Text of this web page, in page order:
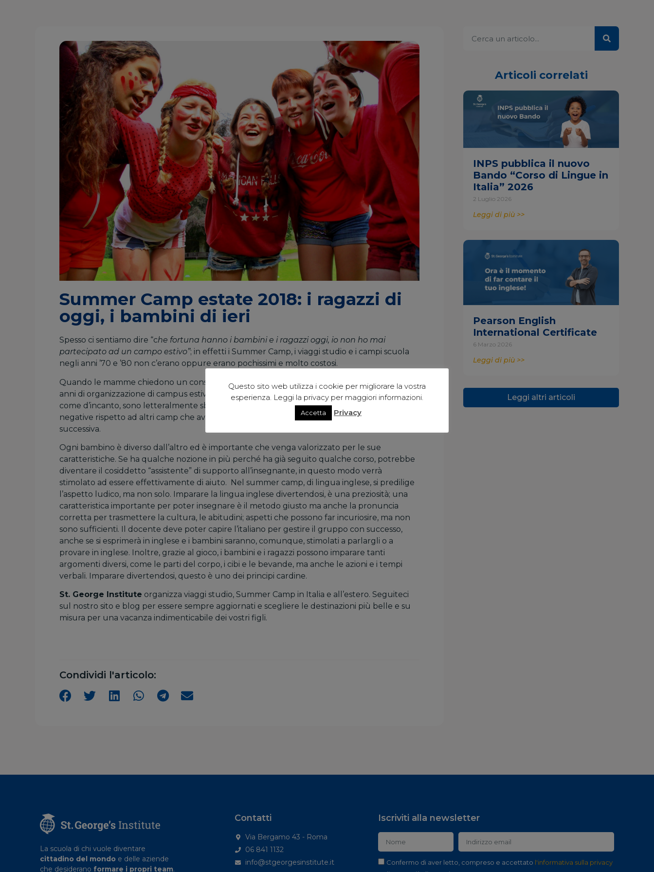
Summer Camp estate 2018: i ragazzi di
oggi, i bambini di ieri
Spesso ci sentiamo dire “che fortuna hanno i bambini e i ragazzi oggi, io non ho mai
partecipato ad un campo estivo”; in effetti i Summer Camp, i viaggi studio e i campi scuola
negli anni ’70 e ’80 non c’erano oppure erano pochissimi e molto costosi.
Quando le mamme chiedono un consiglio sui summer camp, non abbiamo dubbi. Dopo tanti
anni di organizzazione di campus estivi, abbiamo visto bambini bloccati e timidissimi che,
come d’incanto, sono letteralmente sbocciati: bambini che avevano avuto esperienze
negative rispetto ad altri camp che avrebbero voluto iscriversi anche alla settimana
successiva.
Ogni bambino è diverso dall’altro ed è importante che venga valorizzato per le sue
caratteristiche. Se ha qualche nozione in più perché ha già seguito qualche corso, potrebbe
diventare il cosiddetto “assistente” di supporto all’insegnante, in questo modo verrà
stimolato ad essere effettivamente di aiuto. Nel summer camp, di lingua inglese, si predilige
l’aspetto ludico, ma non solo. Imparare la lingua inglese divertendosi, è una preziosità; una
caratteristica importante per poter insegnare è il metodo giusto ma anche la pronuncia
corretta per trasmettere la cultura, le abitudini; aspetti che possono far incuriosire, ma non
sono sufficienti. Il docente deve poter capire l’italiano per gestire il gruppo con successo,
anche se si esprimerà in inglese e i bambini saranno, comunque, stimolati a parlargli o a
provare in inglese. Inoltre, grazie al gioco, i bambini e i ragazzi possono imparare tanti
argomenti diversi, come le parti del corpo, i cibi e le bevande, ma anche le azioni e i tempi
verbali. Imparare divertendosi, questo è uno dei principi cardine.
St. George Institute organizza viaggi studio, Summer Camp in Italia e all’estero. Seguiteci
sul nostro sito e blog per essere sempre aggiornati e scegliere le destinazioni più belle e su
misura per una vacanza indimenticabile dei vostri figli.
Condividi l'articolo:
Articoli correlati
INPS pubblica il nuovo
Bando “Corso di Lingue in
Italia” 2026
2 Luglio 2026
Leggi di più >>
Pearson English
International Certificate
6 Marzo 2026
Leggi di più >>
Leggi altri articoli
La scuola di chi vuole diventare
cittadino del mondo e delle aziende
che desiderano formare i propri team.
Contatti
Via Bergamo 43 - Roma
06 841 1132
info@stgeorgesinstitute.it
Iscriviti alla newsletter
Confermo di aver letto, compreso e accettato l'informativa sulla privacy
Questo sito web utilizza i cookie per migliorare la vostra
esperienza. Leggi la privacy per maggiori informazioni.
Accetta Privacy